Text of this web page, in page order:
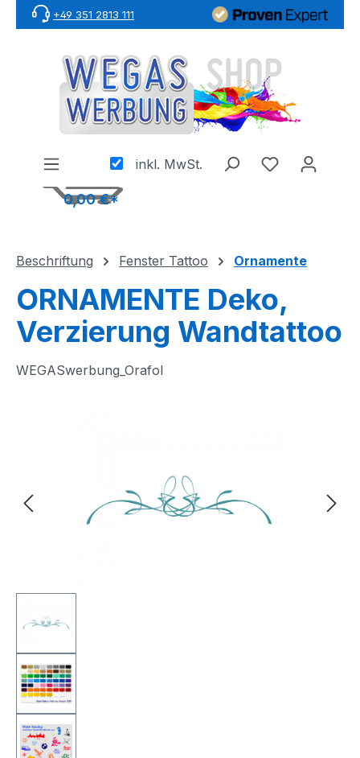
Zum Hauptinhalt springen
+49 351 2813 111
inkl. MwSt.
0,00 €*
Beschriftung Fenster Tattoo Ornamente
ORNAMENTE Deko,
Verzierung Wandtattoo
WEGASwerbung_Orafol